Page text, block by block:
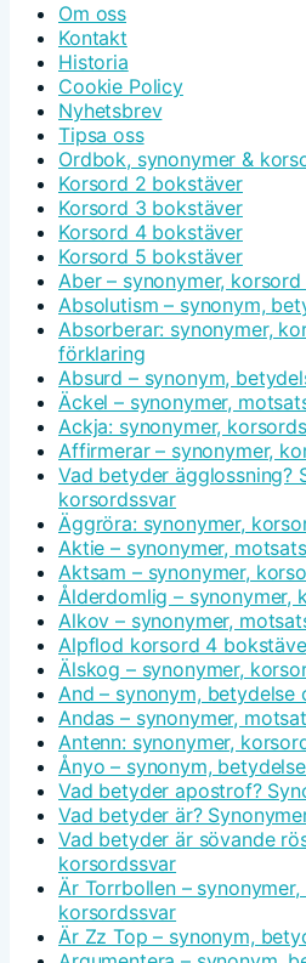
Om oss
Kontakt
Historia
Cookie Policy
Nyhetsbrev
Tipsa oss
Ordbok, synonymer &
Korsord 2 bokstäver
Korsord 3 bokstäver
Korsord 4 bokstäver
Korsord 5 bokstäver
Aber – synonymer,
Absolutism – synonym,
Absorberar: synonymer,
förklaring
Absurd – synonym,
Äckel – synonymer,
Ackja: synonymer,
Affirmerar – synonymer,
Vad betyder ägglossning?
korsordssvar
Äggröra: synonymer,
Aktie – synonymer,
Aktsam – synonymer,
Ålderdomlig – synonymer,
Alkov – synonymer,
Alpflod korsord 4
Älskog – synonymer,
And – synonym, betydelse
Andas – synonymer,
Antenn: synonymer,
Ånyo – synonym,
Vad betyder apostrof?
Vad betyder är?
Vad betyder är sövande
korsordssvar
Är Torrbollen –
korsordssvar
Är Zz Top – synonym,